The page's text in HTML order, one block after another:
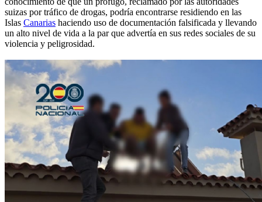
suizas por tráfico de drogas, podría encontrarse residiendo en las
Islas Canarias haciendo uso de documentación falsificada y llevando
un alto nivel de vida a la par que advertía en sus redes sociales de su
violencia y peligrosidad.